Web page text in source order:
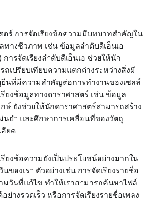
ตร์ การจัดเรียงข้อความมีบทบาทสำคัญใน
ทางชีวภาพ เช่น ข้อมูลลำดับดีเอ็นเอ
การจัดเรียงลำดับดีเอ็นเอ ช่วยให้นัก
ถเปรียบเทียบความแตกต่างระหว่างสิ่งมี
ยีนที่มีความสำคัญต่อการทำงานของเซลล์
ยงข้อมูลทางดาราศาสตร์ เช่น ข้อมูล
ษ์ ยังช่วยให้นักดาราศาสตร์สามารถสร้าง
ยำ และศึกษาการเคลื่อนที่ของวัตถุ
อียด
ยงข้อความยังเป็นประโยชน์อย่างมากใน
ของเรา ตัวอย่างเช่น การจัดเรียงรายชื่อ
มวันที่แก้ไข ทำให้เราสามารถค้นหาไฟล์
ย่างรวดเร็ว หรือการจัดเรียงรายชื่อเพลง